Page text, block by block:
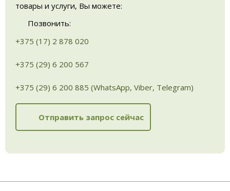
товары и услуги, Вы можете:
Позвонить:
+375 (17) 2 878 020
+375 (29) 6 200 567
+375 (29) 6 200 885 (WhatsApp, Viber, Telegram)
Отправить запрос сейчас